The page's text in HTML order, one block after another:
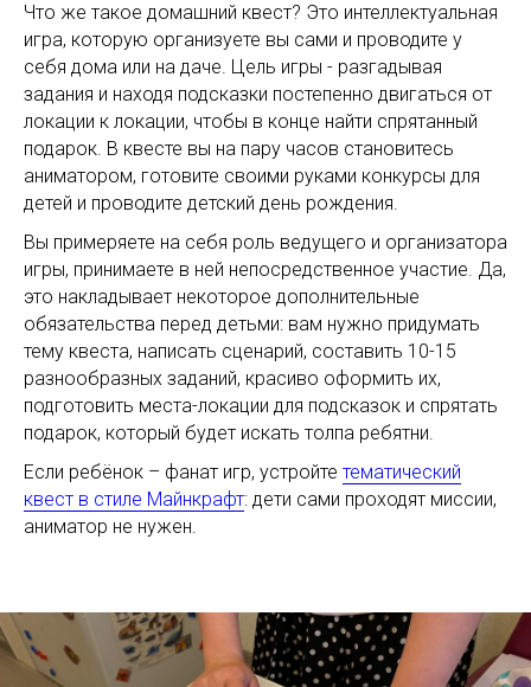
Что же такое домашний квест? Это интеллектуальная
игра, которую организуете вы сами и проводите у
себя дома или на даче. Цель игры - разгадывая
задания и находя подсказки постепенно двигаться от
локации к локации, чтобы в конце найти спрятанный
подарок. В квесте вы на пару часов становитесь
аниматором, готовите своими руками конкурсы для
детей и проводите детский день рождения.
Вы примеряете на себя роль ведущего и организатора
игры, принимаете в ней непосредственное участие. Да,
это накладывает некоторое дополнительные
обязательства перед детьми: вам нужно придумать
тему квеста, написать сценарий, составить 10-15
разнообразных заданий, красиво оформить их,
подготовить места-локации для подсказок и спрятать
подарок, который будет искать толпа ребятни.
Если ребёнок – фанат игр, устройте тематический
квест в стиле Майнкрафт: дети сами проходят миссии,
аниматор не нужен.